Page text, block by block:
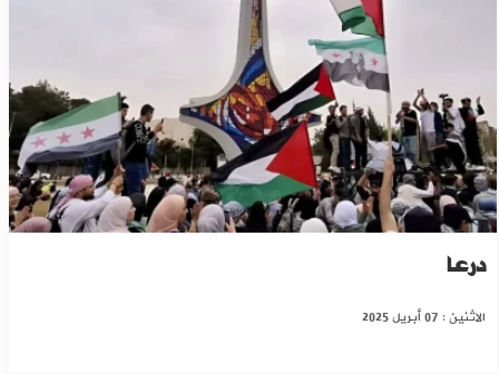
دمشق: مظاهرة حاشدة دعماً لغزة واعتزازاً بشهداء
درعا
الاثنين : 07 أبريل 2025